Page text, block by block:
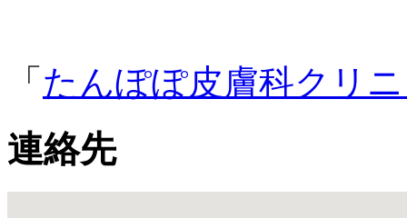
「 たんぽぽ皮膚科クリ
連絡先